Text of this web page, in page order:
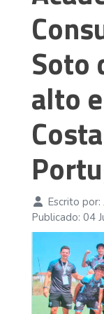
Soto
alto
Escrito por:
Publicado: 04